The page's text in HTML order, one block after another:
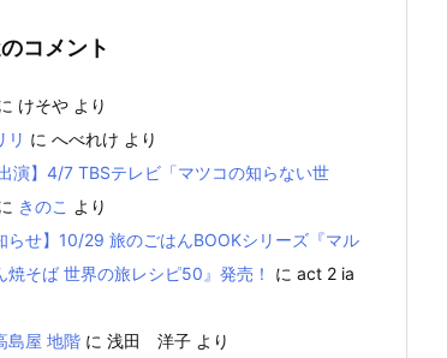
コメント
けそや より
リ に へべれけ より
出演】4/7 TBSテレビ「マツコの知らない世
きのこ より
らせ】10/29 旅のごはんBOOKシリーズ『マル
焼そば 世界の旅レシピ50』発売！
に act 2 ia
島屋 地階 に 浅田 洋子 より